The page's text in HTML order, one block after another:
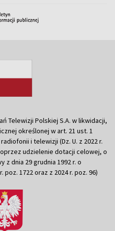
Telewizji Polskiej S.A. w likwidacji,
określonej w art. 21 ust. 1
i telewizji (Dz. U. z 2022 r.
udzielenie dotacji celowej, o
z dnia 29 grudnia 1992 r. o
poz. 1722 oraz z 2024 r. poz. 96)